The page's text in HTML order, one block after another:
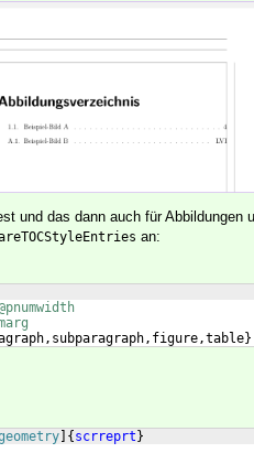
und das dann auch für Abbildungen
an:
}
] {scrreprt}